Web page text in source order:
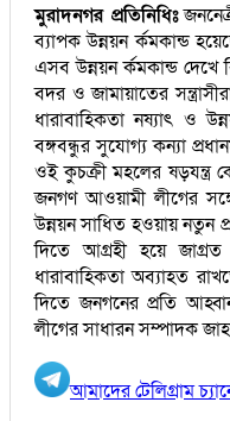
মুরাদনগর প্রতিনিধিঃ
ব্যাপক উন্নয়ন র্কমকান্ড
এসব উন্নয়ন র্কমকান্ড
বদর ও জামায়াতের
ধারাবাহিকতা নষ্যাৎ ও
বঙ্গবন্ধুর সুযোগ্য কন্যা
ওই কুচক্রী মহলের ষড়যন্ত্র
জনগণ আওয়ামী লীগের
উন্নয়ন সাধিত হওয়ায় নতুন
দিতে আগ্রহী হয়ে
ধারাবাহিকতা অব্যাহত
দিতে জনগনের প্রতি
লীগের সাধারন সম্পাদক
আমাদের টেলিগ্রাম